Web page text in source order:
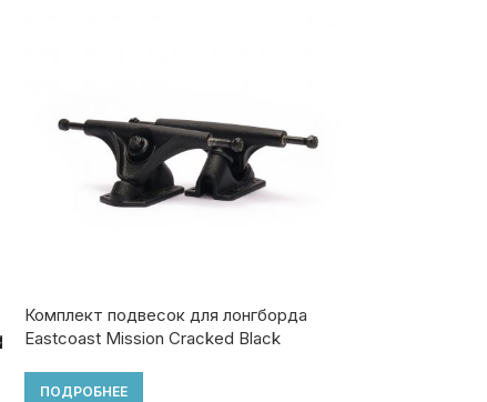
Комплект подвесок для лонгборда
Eastcoast Mission Cracked Black
ПОДРОБНЕЕ